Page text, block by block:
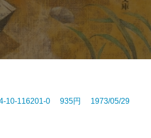
10-116201-0 935円 1973/05/29